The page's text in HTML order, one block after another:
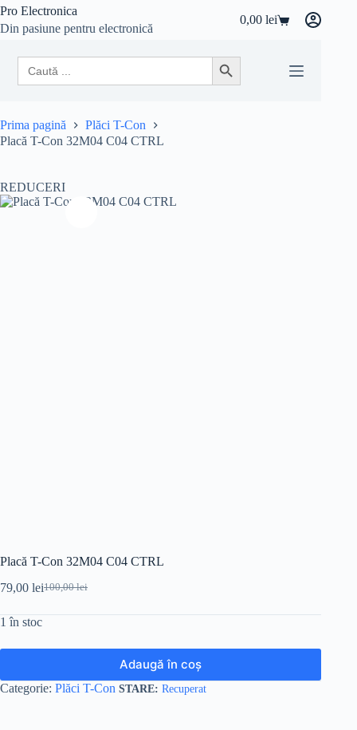
Sari
conținut
Pro Electronica
Din pasiune pentru electronică
Coș
cumpărături
0,00lei
Search
for:
Search Button
Prima pagină
Plăci T-Con
Placă T-Con 32M04 C04 CTRL
REDUCERI
Placă T-Con 32M04 C04 CTRL
100,00lei
Prețul
100,00 lei.
79,00 leiPrețul
1 în stoc
Adaugă în coș
Categorie: Plăci T-Con Recuperat